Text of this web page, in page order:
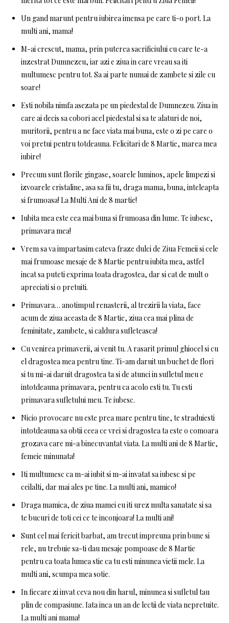
Un gand marunt pentru iubirea imensa pe care ti-o port. La
multi ani, mama!
M-ai crescut, mama, prin puterea sacrificiului cu care te-a
inzestrat Dumnezeu, iar azi e ziua in care vreau sa iti
multumesc pentru tot. Sa ai parte numai de zambete si zile cu
soare!
Esti nobila nimfa asezata pe un piedestal de Dumnezeu. Ziua in
care ai decis sa cobori acel piedestal si sa te alaturi de noi,
muritorii, pentru a ne face viata mai buna, este o zi pe care o
voi pretui pentru totdeauna. Felicitari de 8 Martie, marea mea
iubire!
Precum sunt florile gingase, soarele luminos, apele limpezi si
izvoarele cristaline, asa sa fii tu, draga mama, buna, inteleapta
si frumoasa! La Multi Ani de 8 martie!
Iubita mea este cea mai buna si frumoasa din lume. Te iubesc,
primavara mea!
Vrem sa va impartasim cateva fraze dulci de Ziua Femeii si cele
mai frumoase mesaje de 8 Martie pentru iubita mea, astfel
incat sa puteti exprima toata dragostea, dar si cat de mult o
apreciati si o pretuiti.
Primavara… anotimpul renasterii, al trezirii la viata, face
acum de ziua aceasta de 8 Martie, ziua cea mai plina de
feminitate, zambete, si caldura sufleteasca!
Cu venirea primaverii, ai venit tu. A rasarit primul ghiocel si cu
el dragostea mea pentru tine. Ti-am daruit un buchet de flori
si tu mi-ai daruit dragostea ta si de atunci in sufletul meu e
intotdeauna primavara, pentru ca acolo esti tu. Tu esti
primavara sufletului meu. Te iubesc.
Nicio provocare nu este prea mare pentru tine, te straduiesti
intotdeauna sa obtii ceea ce vrei si dragostea ta este o comoara
grozava care mi-a binecuvantat viata. La multi ani de 8 Martie,
femeie minunata!
Iti multumesc ca m-ai iubit si m-ai invatat sa iubesc si pe
ceilalti, dar mai ales pe tine. La multi ani, mamico!
Draga mamica, de ziua mamei eu iti urez multa sanatate si sa
te bucuri de toti cei ce te inconjoara! La multi ani!
Sunt cel mai fericit barbat, am trecut impreuna prin bune si
rele, nu trebuie sa-ti dau mesaje pompoase de 8 Martie
pentru ca toata lumea stie ca tu esti minunea vietii mele. La
multi ani, scumpa mea sotie.
In fiecare zi invat ceva nou din harul, minunea si sufletul tau
plin de compasiune. Iata inca un an de lectii de viata nepretuite.
La multi ani mama!